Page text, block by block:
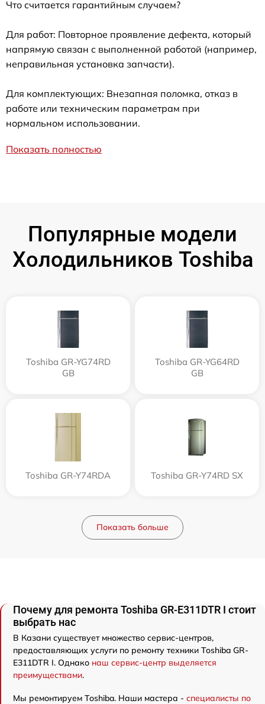
Что считается гарантийным случаем?
Для работ: Повторное проявление дефекта, который
напрямую связан с выполненной работой (например,
неправильная установка запчасти).
Для комплектующих: Внезапная поломка, отказ в
работе или техническим параметрам при
нормальном использовании.
Показать полностью
Популярные модели
Холодильников Toshiba
Toshiba GR-YG74RD
GB
Toshiba GR-YG64RD
GB
Toshiba GR-Y74RDA Toshiba GR-Y74RD SX
Показать больше
Почему для ремонта Toshiba GR-E311DTR I стоит
выбрать нас
В Казани существует множество сервис-центров,
предоставляющих услуги по ремонту техники Toshiba GR-
E311DTR I. Однако наш сервис-центр выделяется
преимуществами.
Мы ремонтируем Toshiba. Наши мастера - специалисты по